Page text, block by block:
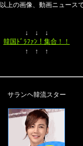
上の画像、動画ニュース
↓ ↓ ↓
韓国ﾄﾞﾗﾌｧﾝ！集合！！
↑ ↑ ↑
サランヘ韓流スター